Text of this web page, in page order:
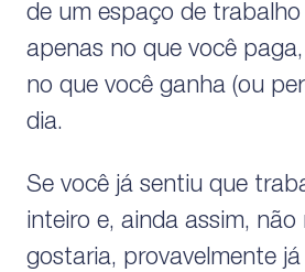
de um espaço de
apenas no que você
no que você ganha (ou
dia.
Se você já sentiu que
inteiro e, ainda assim, não
gostaria, provavelmente